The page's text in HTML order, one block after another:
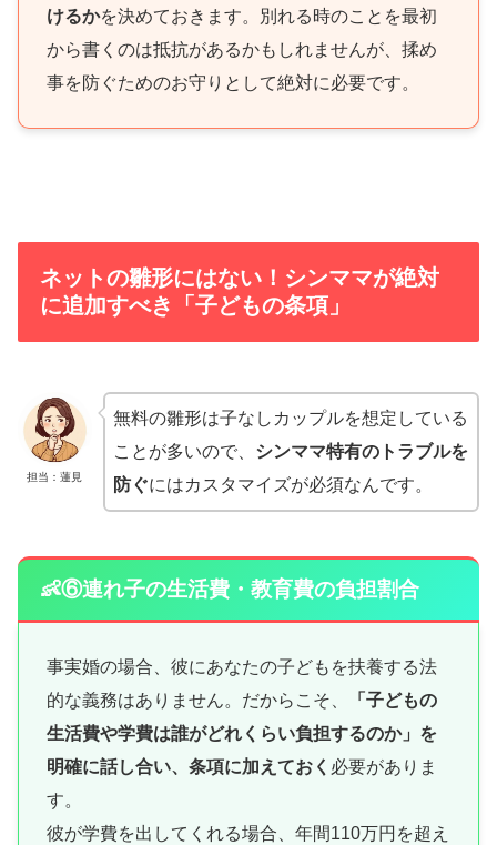
けるかを決めておきます。別れる時のことを最初
から書くのは抵抗があるかもしれませんが、揉め
事を防ぐためのお守りとして絶対に必要です。
ネットの雛形にはない！シンママが絶対
に追加すべき「子どもの条項」
担当：蓮見
無料の雛形は子なしカップルを想定している
ことが多いので、 シンママ特有のトラブルを
防ぐにはカスタマイズが必須なんです。
👶⑥連れ子の生活費・教育費の負担割合
事実婚の場合、彼にあなたの子どもを扶養する法
的な義務はありません。だからこそ、
「子どもの
生活費や学費は誰がどれくらい負担するのか」を
明確に話し合い、条項に加えておく 必要がありま
す。
彼が学費を出してくれる場合、年間110万円を超え